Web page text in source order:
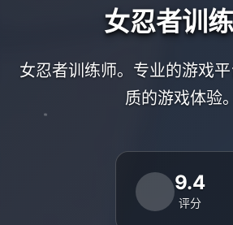
女忍者训
女忍者训练师。专业的游戏
质的游戏体验。
9.4
评分